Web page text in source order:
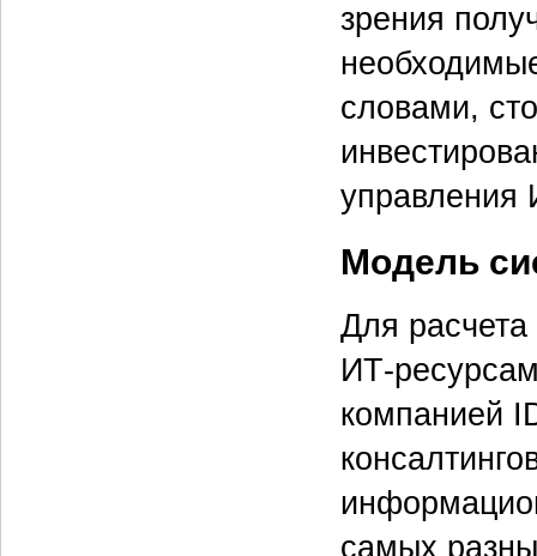
зрения
словами,
управления
Модель
Для
ИТ-
компанией
самых